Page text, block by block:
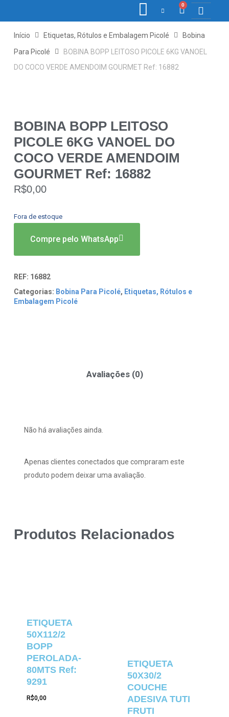
0
Início Etiquetas, Rótulos e Embalagem Picolé
Bobina
Para Picolé
BOBINA BOPP LEITOSO PICOLE 6KG VANOEL
DO COCO VERDE AMENDOIM GOURMET Ref: 16882
BOBINA BOPP LEITOSO
PICOLE 6KG VANOEL DO
COCO VERDE AMENDOIM
GOURMET Ref: 16882
R$0,00
Fora de estoque
Compre pelo WhatsApp
REF: 16882
Categorias: Bobina Para Picolé, Etiquetas, Rótulos e
Embalagem Picolé
Avaliações (0)
Não há avaliações ainda.
Apenas clientes conectados que compraram este
produto podem deixar uma avaliação.
Produtos Relacionados
ETIQUETA
50X112/2
BOPP
PEROLADA-
80MTS Ref:
9291
R$0,00
ETIQUETA
50X30/2
COUCHE
ADESIVA TUTI
FRUTI